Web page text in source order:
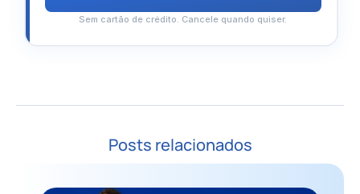
dias
Sem cartão de crédito. Cancele quando quiser.
Posts relacionados